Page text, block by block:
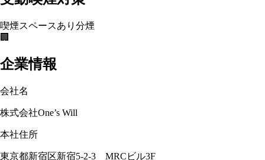
喫煙スペースあり 分煙
🏢
企業情報
会社名
株式会社One’s Will
本社住所
東京都新宿区新宿5-2-3 MRCビル3F